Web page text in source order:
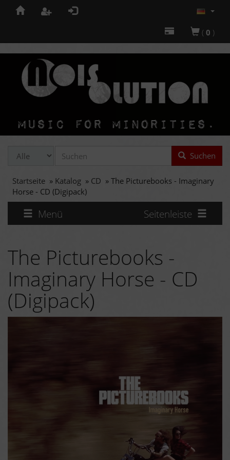
( 0 )
Suchen
Startseite » Katalog » CD » The Picturebooks - Imaginary
Horse - CD (Digipack)
Menü Seitenleiste
The Picturebooks -
Imaginary Horse - CD
(Digipack)